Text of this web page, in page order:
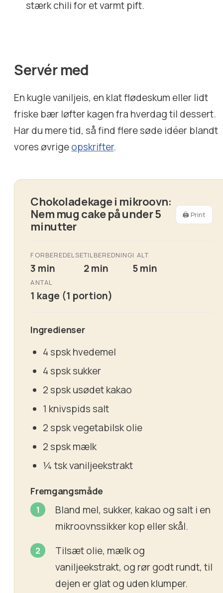
stærk chili for et varmt pift.
Servér med
En kugle vaniljeis, en klat flødeskum eller lidt
friske bær løfter kagen fra hverdag til dessert.
Har du mere tid, så find flere søde idéer blandt
vores øvrigeopskrifter.
Chokoladekage i mikroovn:
Nem mug cake på under 5
minutter
🖨 Print
FORBEREDELSE
3 min
TILBEREDNING
2 min
I ALT
5 min
ANTAL
1 kage (1 portion)
Ingredienser
4 spsk hvedemel
4 spsk sukker
2 spsk usødet kakao
1 knivspids salt
2 spsk vegetabilsk olie
2 spsk mælk
¼ tsk vaniljeekstrakt
Fremgangsmåde
Bland mel, sukker, kakao og salt i en
mikroovnssikker kop eller skål.
Tilsæt olie, mælk og
vaniljeekstrakt, og rør godt rundt, til
dejen er glat og uden klumper.